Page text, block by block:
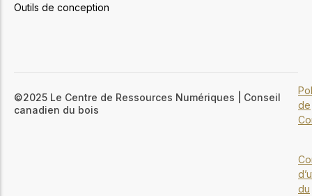
Outils de conception
©2025 Le Centre de Ressources Numériques | Conseil
canadien du bois
de
du